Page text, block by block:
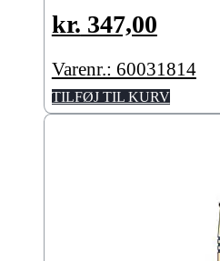
kr. 347,00
Varenr.: 60031814
TILFØJ TIL KURV